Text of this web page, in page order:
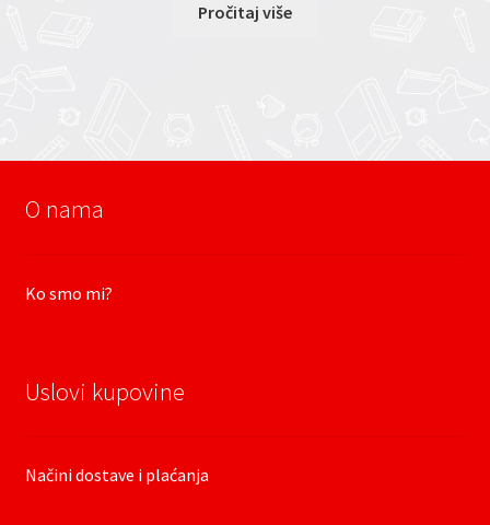
Pročitaj više
O nama
Ko smo mi?
Uslovi kupovine
Načini dostave i plaćanja